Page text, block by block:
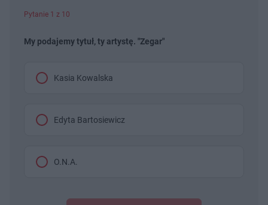
Pytanie 1 z 10
My podajemy tytuł, ty artystę. "Zegar"
Kasia Kowalska
Edyta Bartosiewicz
O.N.A.